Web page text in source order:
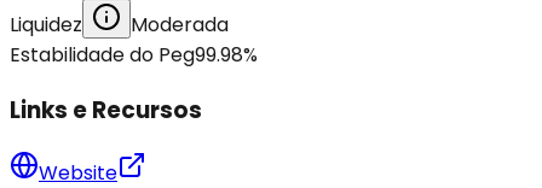
Liquidez
Moderada
Estabilidade do Peg99.98%
Links e Recursos
Website